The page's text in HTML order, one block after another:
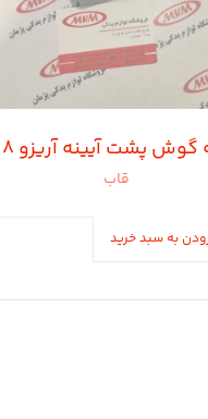
پشت آیینه آریزو ٨
قاب
به سبد خرید